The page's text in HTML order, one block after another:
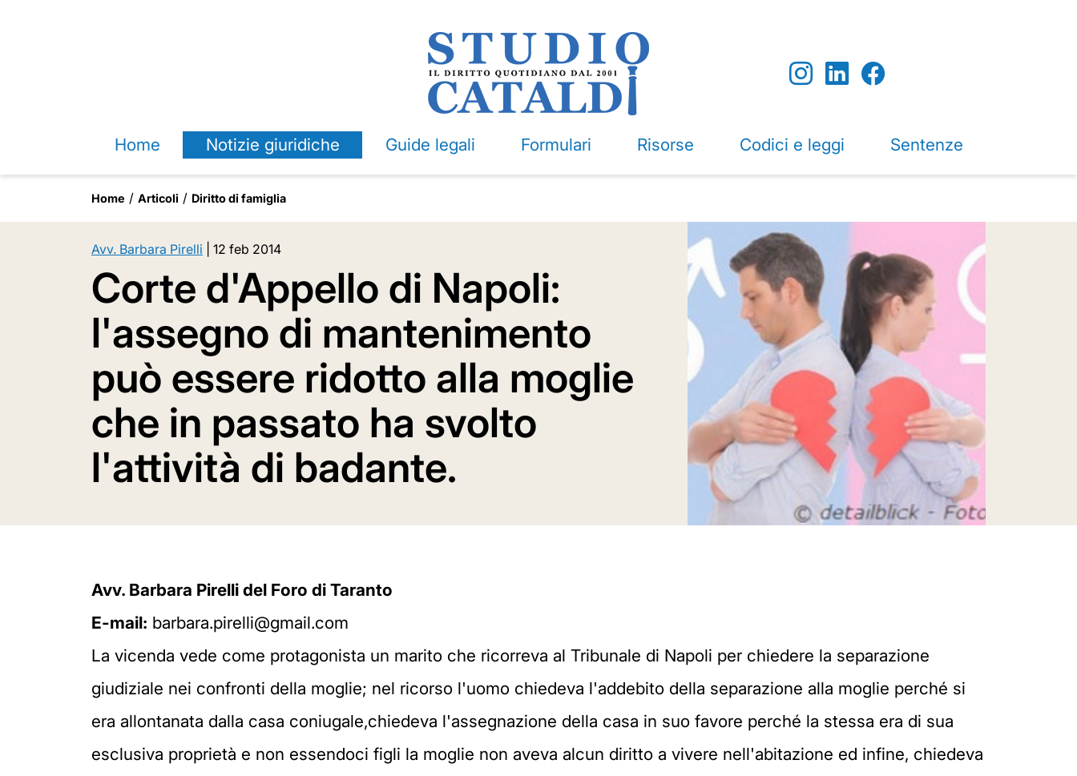
Home Notizie giuridiche Guide legali Formulari Risorse Codici e leggi Sentenze
Home Articoli Diritto di famiglia
Avv. Barbara Pirelli 12 feb 2014
Corte d'Appello di Napoli:
l'assegno di mantenimento
può essere ridotto alla moglie
che in passato ha svolto
l'attività di badante.
Avv. Barbara Pirelli del Foro di Taranto
E-mail: barbara.pirelli@gmail.com
La vicenda vede come protagonista un marito che ricorreva al Tribunale di Napoli per chiedere la separazione
giudiziale nei confronti della moglie; nel ricorso l'uomo chiedeva l'addebito della separazione alla moglie perché si
era allontanata dalla casa coniugale,chiedeva l'assegnazione della casa in suo favore perché la stessa era di sua
esclusiva proprietà e non essendoci figli la moglie non aveva alcun diritto a vivere nell'abitazione ed infine, chiedeva